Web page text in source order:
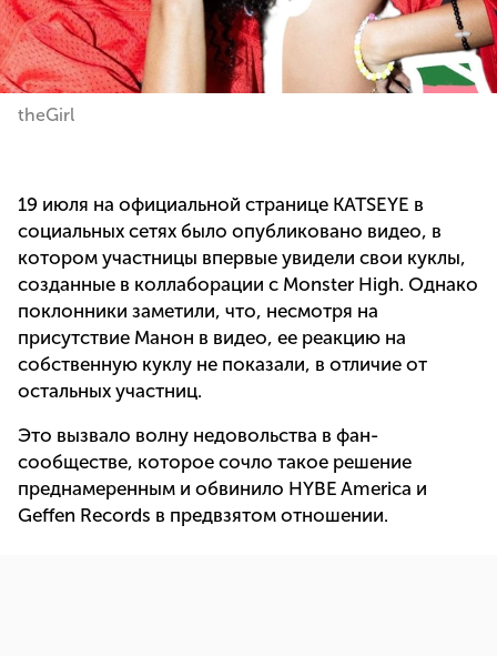
theGirl
19 июля на официальной странице KATSEYE в
социальных сетях было опубликовано видео, в
котором участницы впервые увидели свои куклы,
созданные в коллаборации с Monster High. Однако
поклонники заметили, что, несмотря на
присутствие Манон в видео, ее реакцию на
собственную куклу не показали, в отличие от
остальных участниц.
Это вызвало волну недовольства в фан-
сообществе, которое сочло такое решение
преднамеренным и обвинило HYBE America и
Geffen Records в предвзятом отношении.